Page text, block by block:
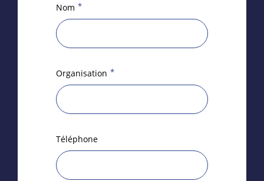
Nom *
Organisation *
Téléphone